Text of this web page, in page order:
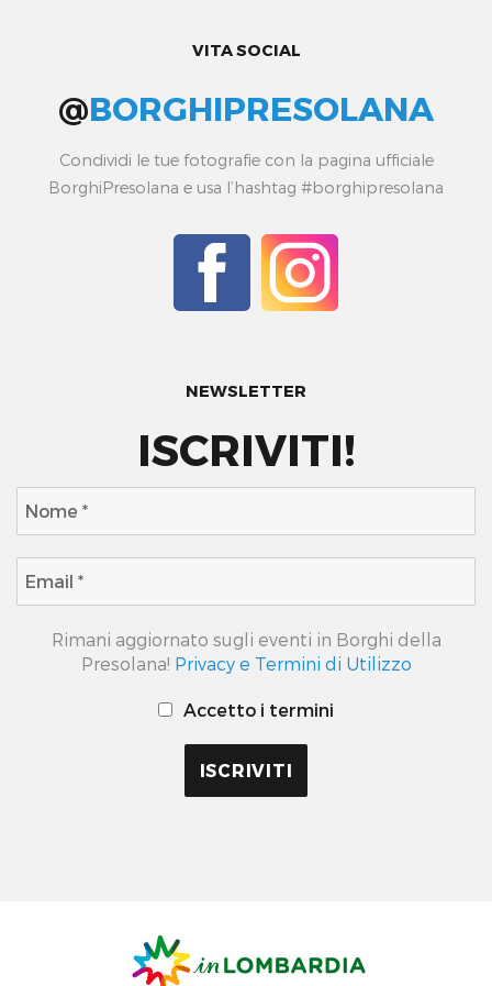
VITA SOCIAL
@BORGHIPRESOLANA
Condividi le tue fotografie con la pagina ufficiale
BorghiPresolana e usa l’hashtag #borghipresolana
NEWSLETTER
ISCRIVITI!
Rimani aggiornato sugli eventi in Borghi della
Presolana! Privacy e Termini di Utilizzo
Accetto i termini